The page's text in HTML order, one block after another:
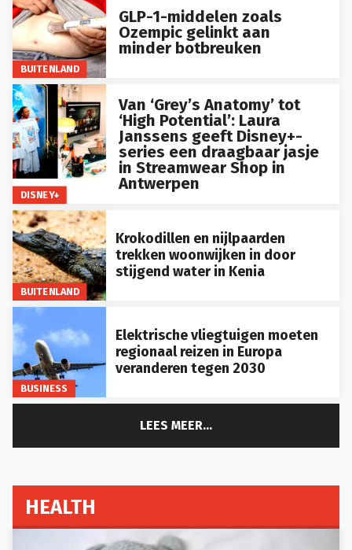
BUITENLAND
GLP-1-middelen zoals
Ozempic gelinkt aan
minder botbreuken
DISNEY+
Van ‘Grey’s Anatomy’ tot
‘High Potential’: Laura
Janssens geeft Disney+-
series een draagbaar jasje
in Streamwear Shop in
Antwerpen
BUITENLAND
Krokodillen en nijlpaarden
trekken woonwijken in door
stijgend water in Kenia
BUSINESS
Elektrische vliegtuigen moeten
regionaal reizen in Europa
veranderen tegen 2030
LEES MEER...
HEALTH